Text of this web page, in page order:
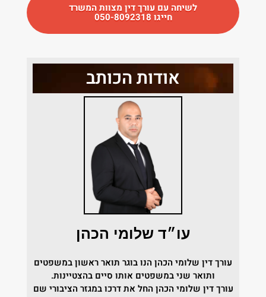
לשיחה עם עורך דין מצוות המשרד
חייגו 050-8092318
אודות הכותב
עו״ד שלומי הכהן
עורך דין שלומי הכהן הנו בוגר תואר ראשון במשפטים
ותואר שני במשפטים אותו סיים בהצטיינות.
עורך דין שלומי הכהן החל את דרכו במגזר הציבורי שם